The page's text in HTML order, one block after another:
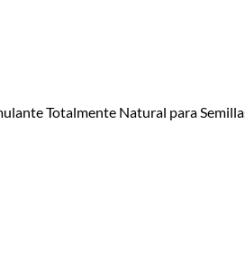
Totalmente Natural para